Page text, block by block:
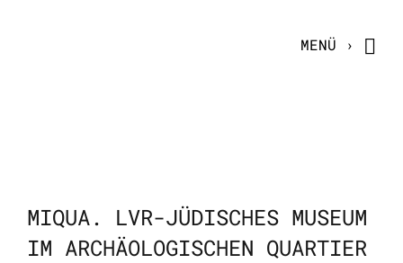
MIQUA. LVR-JÜDISCHES MUSEUM
IM ARCHÄOLOGISCHEN QUARTIER